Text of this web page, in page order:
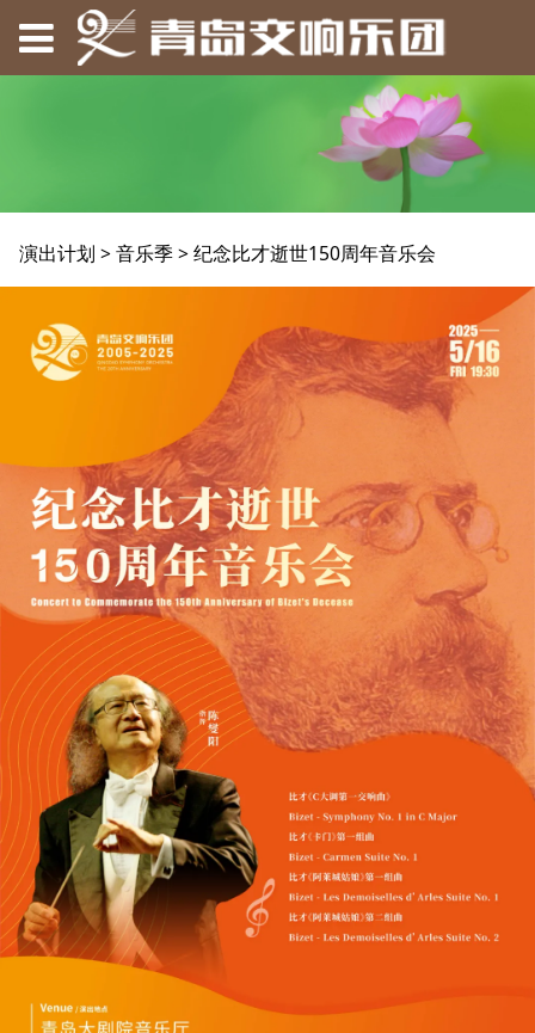
纪念比才逝世150周年
音乐会
演出计划 >音乐季>纪念比才逝世150周年音乐会